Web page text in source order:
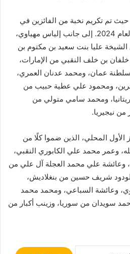
حيث تم تكريم نخبة من الفائزين في
المسابقات القرآنية العالمية لعام 2024. إلى جانب إلياس مهياوي،
الشيخة عليا بنت سعيد بن مكتوم بن
بن خلف النقبي من الإمارات،
عمان، ومحمد عدنان العمري،
ومحمود علي عطية حبيب من
ومحمد سامي متولي من
نيجيريا.
الأول المحلي، الذين ضموا كلًا من
وعمر محمد علي الكابوري النقبي،
وعائشة علي محمد العجلة آل علي من
الودود شريف حسين من بنغلاديش،
وعائشة السباعي، ومحمد محمد
سويدان من سوريا، وزينب أكبار من